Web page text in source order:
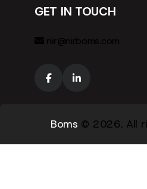
GET IN TOUCH
nir@nirboms.com
Boms © 2026. All